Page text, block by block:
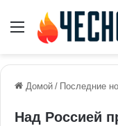
Меню
Домой / Последние
Над Россией